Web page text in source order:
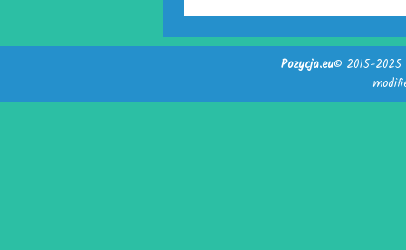
Pozycja.eu© 2015-